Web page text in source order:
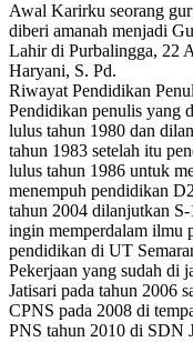
Awal Karirku seorang
diberi amanah menjadi
Lahir di Purbalingga, 22
Haryani, S. Pd.
Riwayat Pendidikan
Pendidikan penulis yang
lulus tahun 1980 dan
tahun 1983 setelah itu
lulus tahun 1986 untuk
menempuh pendidikan
tahun 2004 dilanjutkan
ingin memperdalam ilmu
pendidikan di UT
Pekerjaan yang sudah di
Jatisari pada tahun 2006
CPNS pada 2008 di
PNS tahun 2010 di SDN